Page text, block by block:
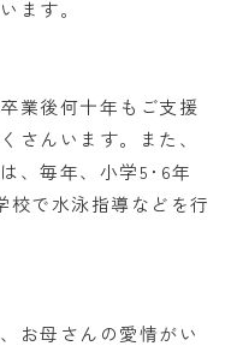
ます。
業後何十年もご支援
さんいます。また、
、毎年、小学5･6年
校で水泳指導などを行
お母さんの愛情がい